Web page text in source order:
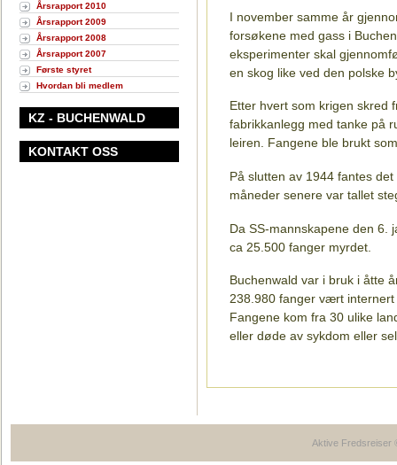
Årsrapport 2010
Årsrapport 2009
Årsrapport 2008
Årsrapport 2007
Første styret
Hvordan bli medlem
KZ - BUCHENWALD
KONTAKT OSS
I november samme år
forsøkene med gass i
eksperimenter skal
en skog like ved den polske
Etter hvert som krigen skred
fabrikkanlegg med tanke på
leiren. Fangene ble brukt
På slutten av 1944 fantes
måneder senere var tallet
Da SS-mannskapene den 6.
ca 25.500 fanger myrdet.
Buchenwald var i bruk i åtte
238.980 fanger vært internert
Fangene kom fra 30 ulike
eller døde av sykdom eller
Aktive Fredsreiser